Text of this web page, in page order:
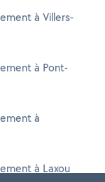
à Villers-
à Pont-
à
à Laxou